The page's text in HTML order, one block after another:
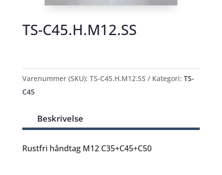
TS-C45.H.M12.SS
Varenummer (SKU): TS-C45.H.M12.SS Kategori: TS-
C45
Beskrivelse
Rustfri håndtag M12 C35+C45+C50